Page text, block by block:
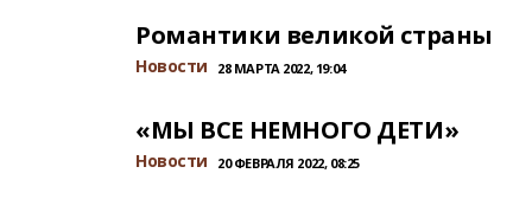
Романтики великой страны
Новости 28 МАРТА 2022, 19:04
«МЫ ВСЕ НЕМНОГО ДЕТИ»
Новости 20 ФЕВРАЛЯ 2022, 08:25